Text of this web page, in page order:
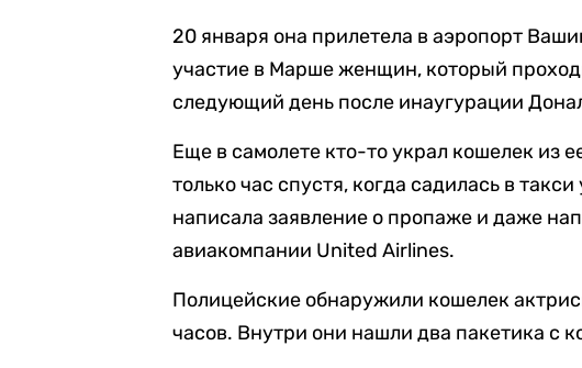
20 января она прилетела в аэропорт
участие в Марше женщин, который
следующий день после инаугурации
Еще в самолете кто-то украл кошелек из
только час спустя, когда садилась в
написала заявление о пропаже и даже
авиакомпании United Airlines.
Полицейские обнаружили кошелек
часов. Внутри они нашли два пакетика с